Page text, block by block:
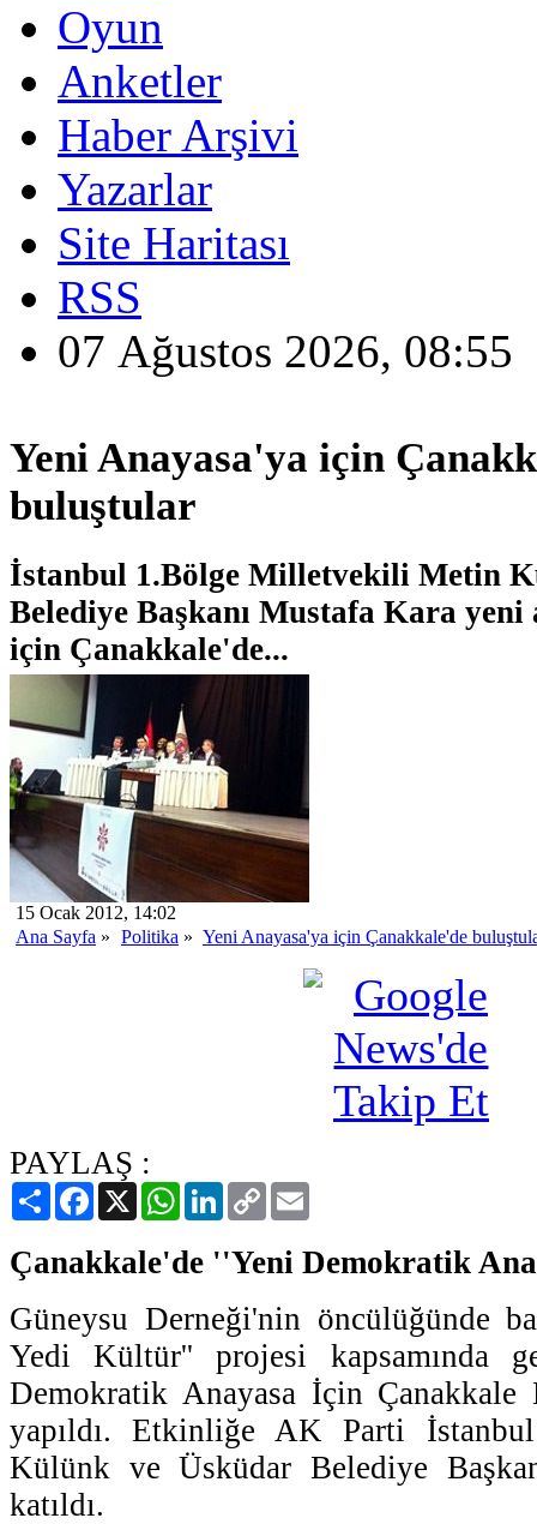
Oyun
Anketler
Haber Arşivi
Yazarlar
Site Haritası
RSS
07 Ağustos 2026, 08:55
Yeni Anayasa'ya için
buluştular
İstanbul 1.Bölge Milletvekili Metin
Belediye Başkanı Mustafa Kara yeni
için Çanakkale'de...
15 Ocak 2012, 14:02
Ana Sayfa » Politika » Yeni Anayasa'ya için Çanakkale'de
PAYLAŞ :
PaylaşFacebook
X WhatsAppLinkedIn
Copy
Link
Çanakkale'de ''Yeni Demokratik
Güneysu Derneği'nin öncülüğünde
Yedi Kültür'' projesi kapsamında
Demokratik Anayasa İçin Çanakkale
yapıldı. Etkinliğe AK Parti
Külünk ve Üsküdar Belediye
katıldı.